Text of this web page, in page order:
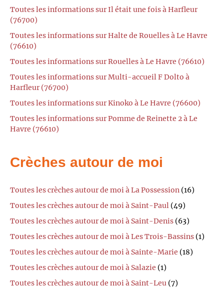
Toutes les informations sur Il était une fois à Harfleur
(76700)
Toutes les informations sur Halte de Rouelles à Le Havre
(76610)
Toutes les informations sur Rouelles à Le Havre (76610)
Toutes les informations sur Multi-accueil F Dolto à
Harfleur (76700)
Toutes les informations sur Kinoko à Le Havre (76600)
Toutes les informations sur Pomme de Reinette 2 à Le
Havre (76610)
Crèches autour de moi
Toutes les crèches autour de moi à La Possession (16)
Toutes les crèches autour de moi à Saint-Paul (49)
Toutes les crèches autour de moi à Saint-Denis (63)
Toutes les crèches autour de moi à Les Trois-Bassins (1)
Toutes les crèches autour de moi à Sainte-Marie (18)
Toutes les crèches autour de moi à Salazie (1)
Toutes les crèches autour de moi à Saint-Leu (7)